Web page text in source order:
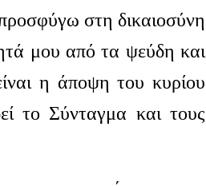
στη δικαιοσύνη
μου από τα ψεύδη και
η άποψη του κυρίου
το Σύνταγμα και τους